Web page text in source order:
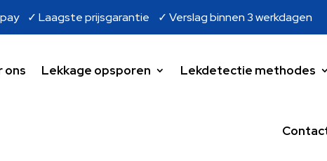
✓ Laagste prijsgarantie ✓ Verslag binnen 3 werkdagen
ons Lekkage opsporen Lekdetectie methodes